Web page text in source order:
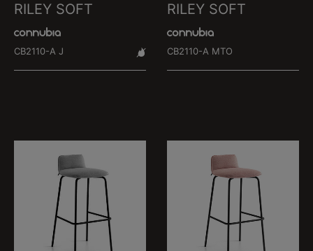
RILEY SOFT
CB2110-A J
RILEY SOFT
CB2110-A MTO